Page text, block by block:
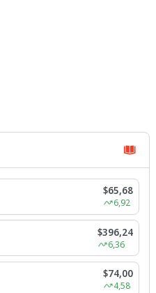
$65,68
6,92
$396,24
6,36
$74,00
4,58